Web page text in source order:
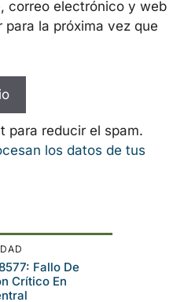
correo electrónico y web
para la próxima vez que
para reducir el spam.
los datos de tus
Fallo De
Crítico En